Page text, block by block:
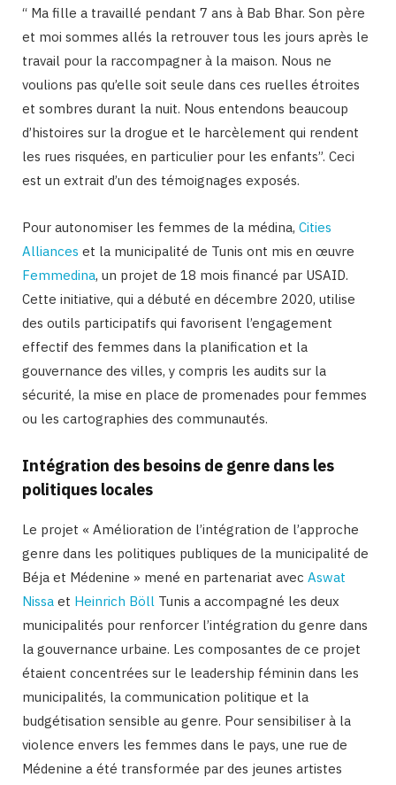
“ Ma fille a travaillé pendant 7 ans à Bab Bhar. Son père
et moi sommes allés la retrouver tous les jours après le
travail pour la raccompagner à la maison. Nous ne
voulions pas qu’elle soit seule dans ces ruelles étroites
et sombres durant la nuit. Nous entendons beaucoup
d’histoires sur la drogue et le harcèlement qui rendent
les rues risquées, en particulier pour les enfants”. Ceci
est un extrait d’un des témoignages exposés.
Pour autonomiser les femmes de la médina, Cities
Alliances et la municipalité de Tunis ont mis en œuvre
Femmedina, un projet de 18 mois financé par USAID.
Cette initiative, qui a débuté en décembre 2020, utilise
des outils participatifs qui favorisent l’engagement
effectif des femmes dans la planification et la
gouvernance des villes, y compris les audits sur la
sécurité, la mise en place de promenades pour femmes
ou les cartographies des communautés.
Intégration des besoins de genre dans les
politiques locales
Le projet « Amélioration de l’intégration de l’approche
genre dans les politiques publiques de la municipalité de
Béja et Médenine » mené en partenariat avec Aswat
Nissa et Heinrich Böll Tunis a accompagné les deux
municipalités pour renforcer l’intégration du genre dans
la gouvernance urbaine. Les composantes de ce projet
étaient concentrées sur le leadership féminin dans les
municipalités, la communication politique et la
budgétisation sensible au genre. Pour sensibiliser à la
violence envers les femmes dans le pays, une rue de
Médenine a été transformée par des jeunes artistes